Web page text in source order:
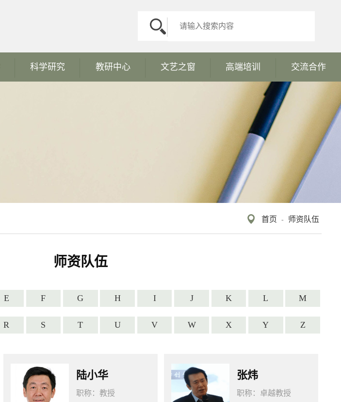
科学研究 教研中心 文艺之窗 高端培训 交流合作
首页 - 师资队伍
师资队伍
E F G H I J K L M
R S T U V W X Y Z
陆小华
职称： 教授
张炜
职称： 卓越教授